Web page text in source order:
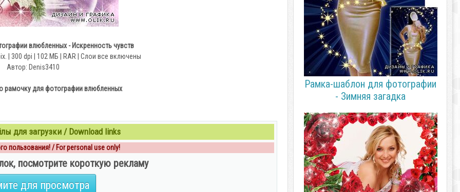
влюбленных - Искренность чувств
| 300 dpi | 102 МБ | RAR | Слои все включены
Автор: Denis3410
рамочку для фотографии влюбленных
для загрузки / Download links
пользования! / For personal use only!
посмотрите короткую рекламу
для просмотра
Рамка-шаблон для фотографии
- Зимняя загадка